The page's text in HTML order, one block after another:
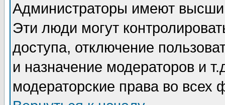
Администраторы имеют
Эти люди могут
доступа, отключение
и назначение модераторов и
модераторские права во всех